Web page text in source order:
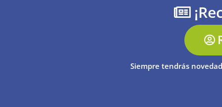
Siempre tendrás